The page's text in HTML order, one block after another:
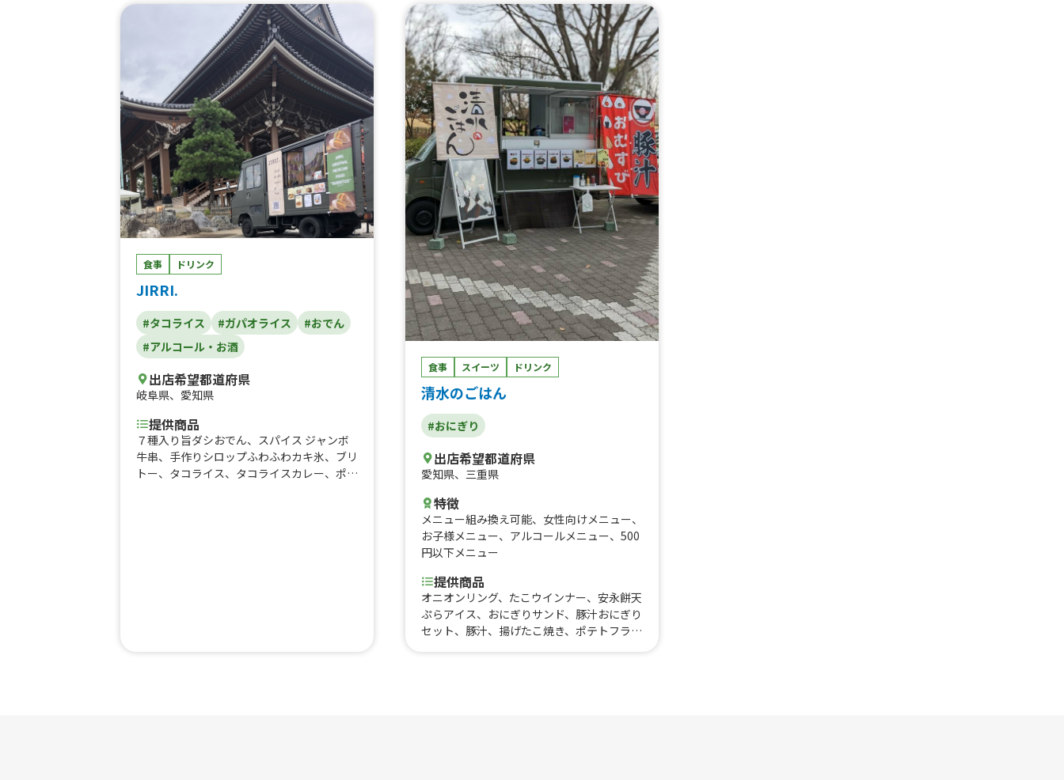
ーフィナンシェ、ショコラ フィナンシェ、
チョコチップ フィナンシェ、抹茶フィナン
シェ、アールグレイ フィナンシェ、くるみ
フィナンシェ、ヘーゼルナッツチョコ フィ
ナンシェ、苺フィナンシェ、桜フィナンシ
ェ、チョコミント フィナンシェ、焼きたて
ミニクロワッサン（5個セット）、焼きたて
ミニチョコクロワッサン（5個セット）、焼
きたてミニクロワッサン（プレーン生地）、
焼きたてミニチョコクロワッサン（チョコ生
地）、アイスクリーム、北海道ミルクジェラ
ート、ストロベリージェラート、マンゴーシ
ャーベット、パインシャーベット、懐かしの
クリームコーラ、懐かしのクリームメロンソ
ーダ、焼きたてミニチョコクロワッサン（チ
ョコクリーム入り）、焼きたてミニクロワッ
サン（生乳カスタードクリーム入り）、焼き
たてミニクロワッサン（とちおとめ苺クリー
ム入り）、焼きたてミニクロワッサン（西尾
の抹茶クリーム入り）、焼きたてミニクロワ
ッサン（あんこ入り）、焼きたてミニクロワ
ッサン（苺ジャム入り）、焼きたてミニクロ
ワッサン（玉子入り）、焼きたてミニクロワ
ッサン（国産牛の欧風カレー入り）、炭焼ア
食事 ドリンク
JIRRI.
#タコライス #ガパオライス
#おでん
#アルコール・お酒
出店希望都道府県
岐阜県、 愛知県
提供商品
７種入り旨ダシおでん、スパイス ジャンボ
牛串、手作りシロップふわふわカキ氷、ブリ
トー、タコライス、タコライスカレー、ポー
食事 スイーツ ドリンク
清水のごはん
#おにぎり
出店希望都道府県
愛知県、 三重県
特徴
メニュー組み換え可能、 女性向けメニュー、
お子様メニュー、 アルコールメニュー、 500
円以下メニュー
提供商品
オニオンリング、たこウインナー、安永餅天
ぷらアイス、おにぎりサンド、豚汁おにぎり
セット、豚汁、揚げたこ焼き、ポテトフラ